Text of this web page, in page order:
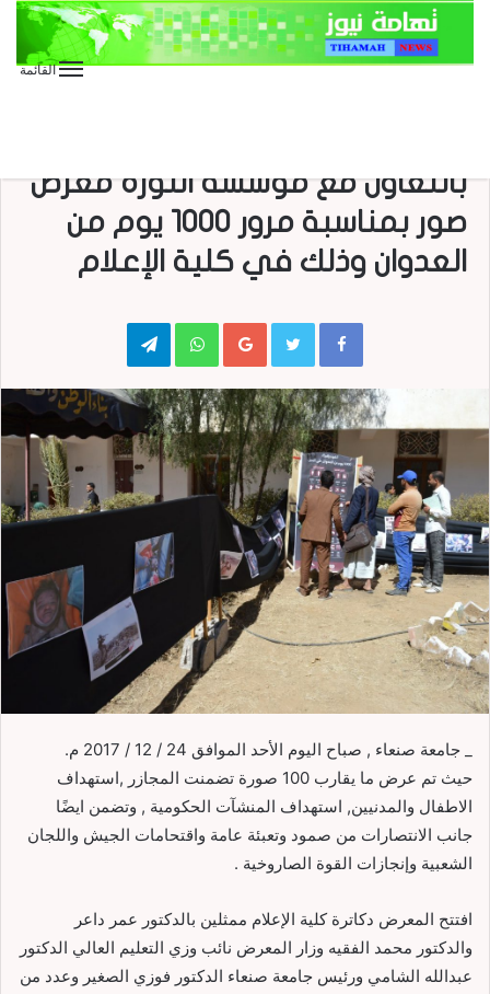
القائمة
بالتعاون مع مؤسسة الثورة معرض
صور بمناسبة مرور 1000 يوم من
العدوان وذلك في كلية الإعلام
Google+
WhatsApp
Telegram
_ جامعة صنعاء , صباح اليوم الأحد الموافق 24 / 12 / 2017 م.
حيث تم عرض ما يقارب 100 صورة تضمنت المجازر ,استهداف
الاطفال والمدنيين, استهداف المنشآت الحكومية , وتضمن ايضًا
جانب الانتصارات من صمود وتعبئة عامة واقتحامات الجيش واللجان
الشعبية وإنجازات القوة الصاروخية .
افتتح المعرض دكاترة كلية الإعلام ممثلين بالدكتور عمر داعر
والدكتور محمد الفقيه وزار المعرض نائب وزي التعليم العالي الدكتور
عبدالله الشامي ورئيس جامعة صنعاء الدكتور فوزي الصغير وعدد من